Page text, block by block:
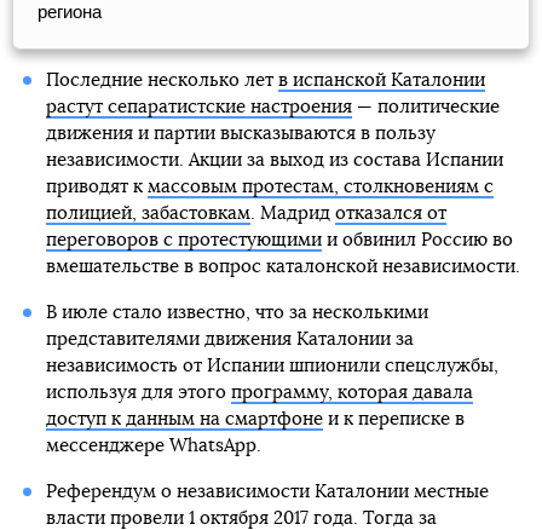
региона
Последние несколько лет в испанской Каталонии
растут сепаратистские настроения— политические
движения и партии высказываются в пользу
независимости. Акции за выход из состава Испании
приводят к массовым протестам, столкновениям с
полицией, забастовкам. Мадрид отказался от
переговоров с протестующимии обвинил Россию во
вмешательстве в вопрос каталонской независимости.
В июле стало известно, что за несколькими
представителями движения Каталонии за
независимость от Испании шпионили спецслужбы,
используя для этого программу, которая давала
доступ к данным на смартфонеи к переписке в
мессенджере WhatsApp.
Референдум о независимости Каталонии местные
власти провели 1 октября 2017 года. Тогда за